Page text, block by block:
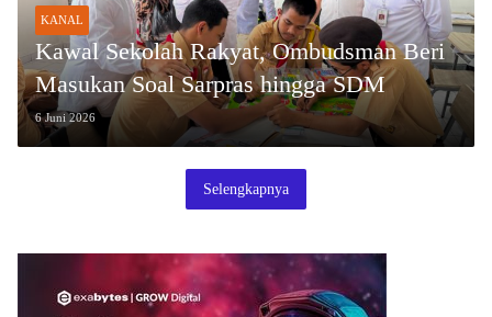
KANAL
Kawal Sekolah Rakyat, Ombudsman Beri
Masukan Soal Sarpras hingga SDM
6 Juni 2026
Selengkapnya